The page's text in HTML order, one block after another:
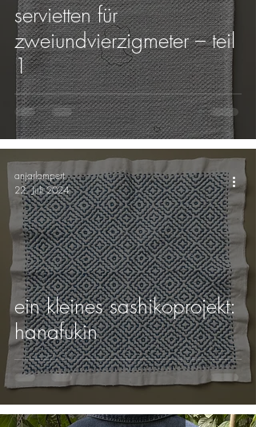
servietten für
zweiundvierzigmeter – teil
1
ein kleines sashikoprojekt:
hanafukin
anjarlampert
22. Juli 2024